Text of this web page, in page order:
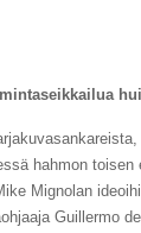
hahmon
Mignolan
Guillermo